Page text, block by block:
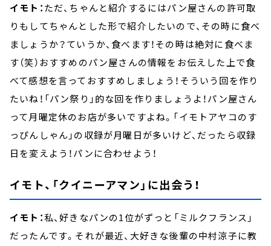
イモト：ただ、ちゃんと紹介するにはパン屋さんの許可取
りもしてちゃんとした形で紹介したいので、その時に食べ
ましょうか？ていうか、食べます！その時は絶対に食べま
す（笑）おすすめのパン屋さんの情報をお伝えした上で食
べて感想を言っておすすめしましょう！そういう回を作り
たいね！「パン祭り」的な回を作りましょうよ！パン屋さん
って月曜定休のお店が多いですよね。「イモトアヤコのす
っぴんしゃん」の収録が月曜日が多いけど、だったら収録
日を変えよう！パンに合わせよう！
イモト、「クイニーアマン」に出会う！
イモト：私、好きなパンの1位がずっと「ミルクフランス」
だったんです。それが最近、大好きな後輩の中村涼子に教